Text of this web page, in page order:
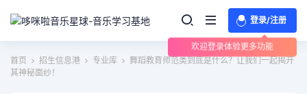
登录/注册
欢迎登录体验更多功能
首页
招生信息港 专业库
舞蹈教育师范类到底是什么？让我们一起揭开
其神秘面纱！